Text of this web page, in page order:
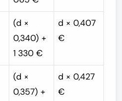
(d ×
0,340) +
1 330 €
d × 0,407
€
(d ×
0,357) +
d × 0,427
€